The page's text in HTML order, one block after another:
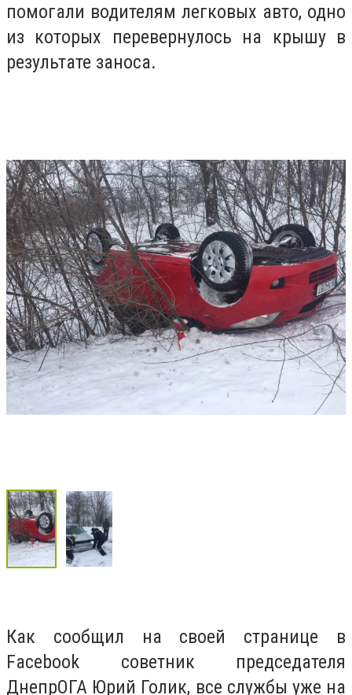
помогали водителям легковых авто, одно
из которых перевернулось на крышу в
результате заноса.
Как сообщил на своей странице в
Facebook советник председателя
ДнепрОГА Юрий Голик, все службы уже на